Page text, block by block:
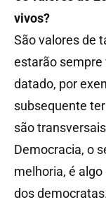
vivos?
São valores de
estarão sempre
datado, por
subsequente
são
Democracia, o
melhoria, é
dos